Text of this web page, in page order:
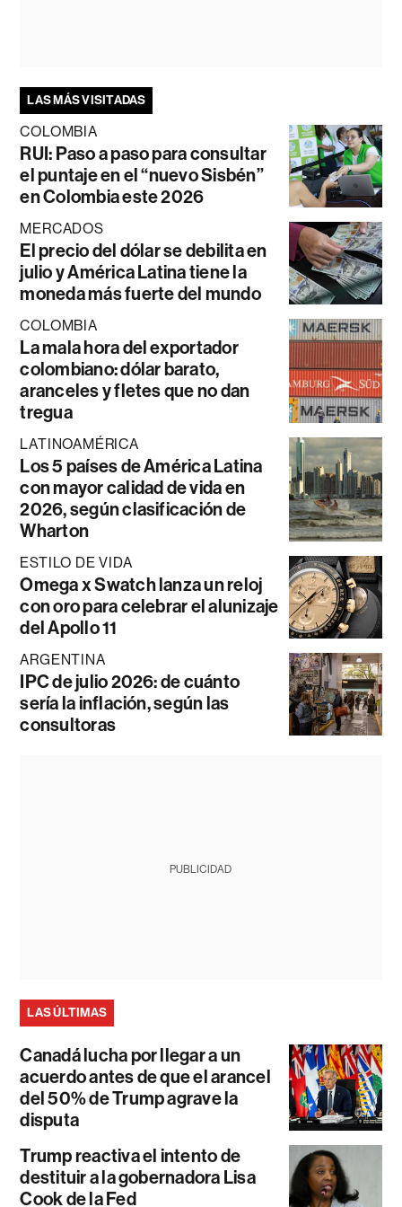
LAS MÁS VISITADAS
COLOMBIA
RUI: Paso a paso para consultar
el puntaje en el “nuevo Sisbén”
en Colombia este 2026
MERCADOS
El precio del dólar se debilita en
julio y América Latina tiene la
moneda más fuerte del mundo
COLOMBIA
La mala hora del exportador
colombiano: dólar barato,
aranceles y fletes que no dan
tregua
LATINOAMÉRICA
Los 5 países de América Latina
con mayor calidad de vida en
2026, según clasificación de
Wharton
ESTILO DE VIDA
Omega x Swatch lanza un reloj
con oro para celebrar el alunizaje
del Apollo 11
ARGENTINA
IPC de julio 2026: de cuánto
sería la inflación, según las
consultoras
PUBLICIDAD
LAS ÚLTIMAS
Canadá lucha por llegar a un
acuerdo antes de que el arancel
del 50% de Trump agrave la
disputa
Trump reactiva el intento de
destituir a la gobernadora Lisa
Cook de la Fed